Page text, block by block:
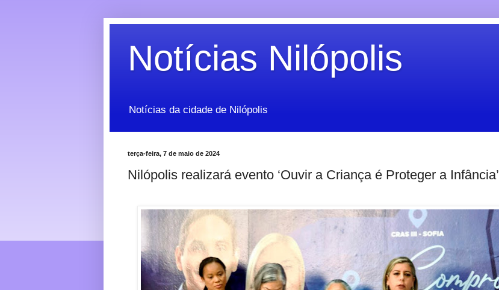
Notícias Nilópolis
Notícias da cidade de Nilópolis
terça-feira, 7 de maio de 2024
Nilópolis realizará evento ‘Ouvir a Criança é Proteger a Infância’